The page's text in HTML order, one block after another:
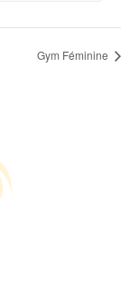
Gym Féminine